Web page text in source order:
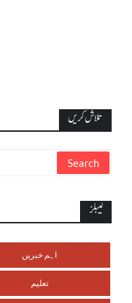
تلاش کریں
لیبلز
اہم خبریں
تعلیم